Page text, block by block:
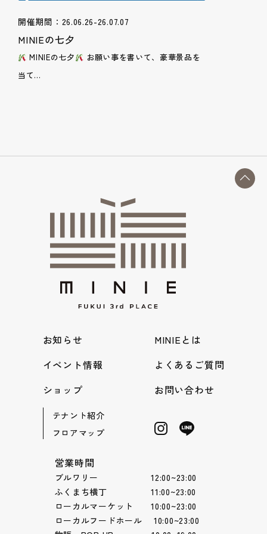
開催期間：26.06.26-26.07.07
MINIEの七夕
MINIEの七夕
お願い事を書いて、豪華景品を
当て...
お知らせ
イベント情報
ショップ
テナント紹介
フロアマップ
MINIEとは
よくあるご質問
お問い合わせ
営業時間
ブルワリー 12:00~23:00
ふくまち横丁 11:00~23:00
ローカルマーケット 10:00~23:00
ローカルフードホール 10:00~23:00